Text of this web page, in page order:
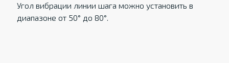
Угол вибрации линии шага можно установить в
диапазоне от 50° до 80°.